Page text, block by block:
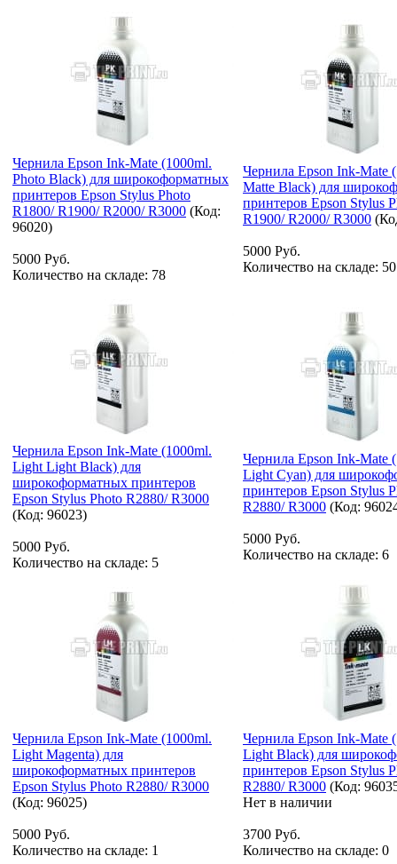
Чернила Epson Ink-Mate (1000ml.
Photo Black) для широкоформатных
принтеров Epson Stylus Photo
R1800/ R1900/ R2000/ R3000 (Код:
96020)
5000 Руб.
Количество на складе: 78
Чернила Epson Ink-Mate
Matte Black) для
принтеров Epson Stylus
R1900/ R2000/ R3000
5000 Руб.
Количество на складе: 50
Чернила Epson Ink-Mate (1000ml.
Light Light Black) для
широкоформатных принтеров
Epson Stylus Photo R2880/ R3000
(Код: 96023)
5000 Руб.
Количество на складе: 5
Чернила Epson Ink-Mate
Light Cyan) для
принтеров Epson Stylus
R2880/ R3000 (Код:
5000 Руб.
Количество на складе: 6
Чернила Epson Ink-Mate (1000ml.
Light Magenta) для
широкоформатных принтеров
Epson Stylus Photo R2880/ R3000
(Код: 96025)
5000 Руб.
Количество на складе: 1
Чернила Epson Ink-Mate
Light Black) для
принтеров Epson Stylus
R2880/ R3000 (Код:
Нет в наличии
3700 Руб.
Количество на складе: 0